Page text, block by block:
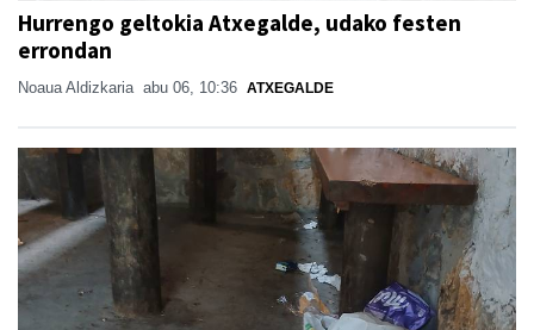
Hurrengo geltokia Atxegalde, udako festen
errondan
Noaua Aldizkaria abu 06, 10:36 ATXEGALDE